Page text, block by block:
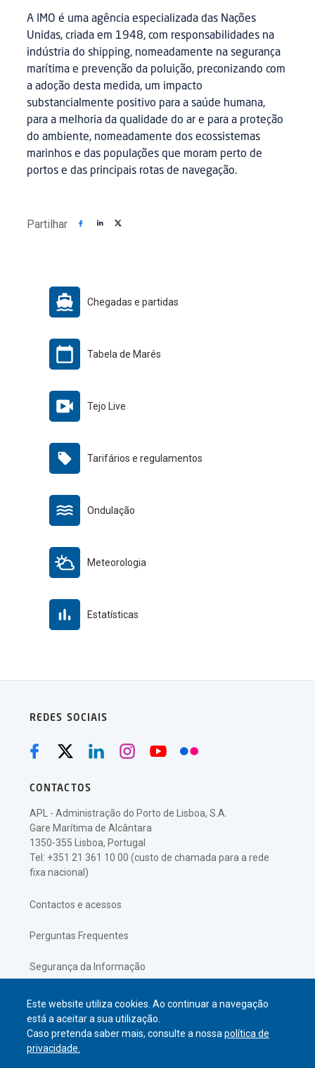
Este website utiliza cookies. Ao continuar a navegação
está a aceitar a sua utilização.
Caso pretenda saber mais, consulte a nossapolítica de
privacidade.
A IMO é uma agência especializada das Nações
Unidas, criada em 1948, com responsabilidades na
indústria do shipping, nomeadamente na segurança
marítima e prevenção da poluição, preconizando com
a adoção desta medida, um impacto
substancialmente positivo para a saúde humana,
para a melhoria da qualidade do ar e para a proteção
do ambiente, nomeadamente dos ecossistemas
marinhos e das populações que moram perto de
portos e das principais rotas de navegação.
Partilhar
Chegadas e partidas
Tabela de Marés
Tejo Live
Tarifários e regulamentos
Ondulação
Meteorologia
Estatísticas
REDES SOCIAIS
CONTACTOS
APL - Administração do Porto de Lisboa, S.A.
Gare Marítima de Alcântara
1350-355 Lisboa, Portugal
Tel: +351 21 361 10 00 (custo de chamada para a rede
fixa nacional)
Contactos e acessos
Perguntas Frequentes
Segurança da Informação
Política de Privacidade